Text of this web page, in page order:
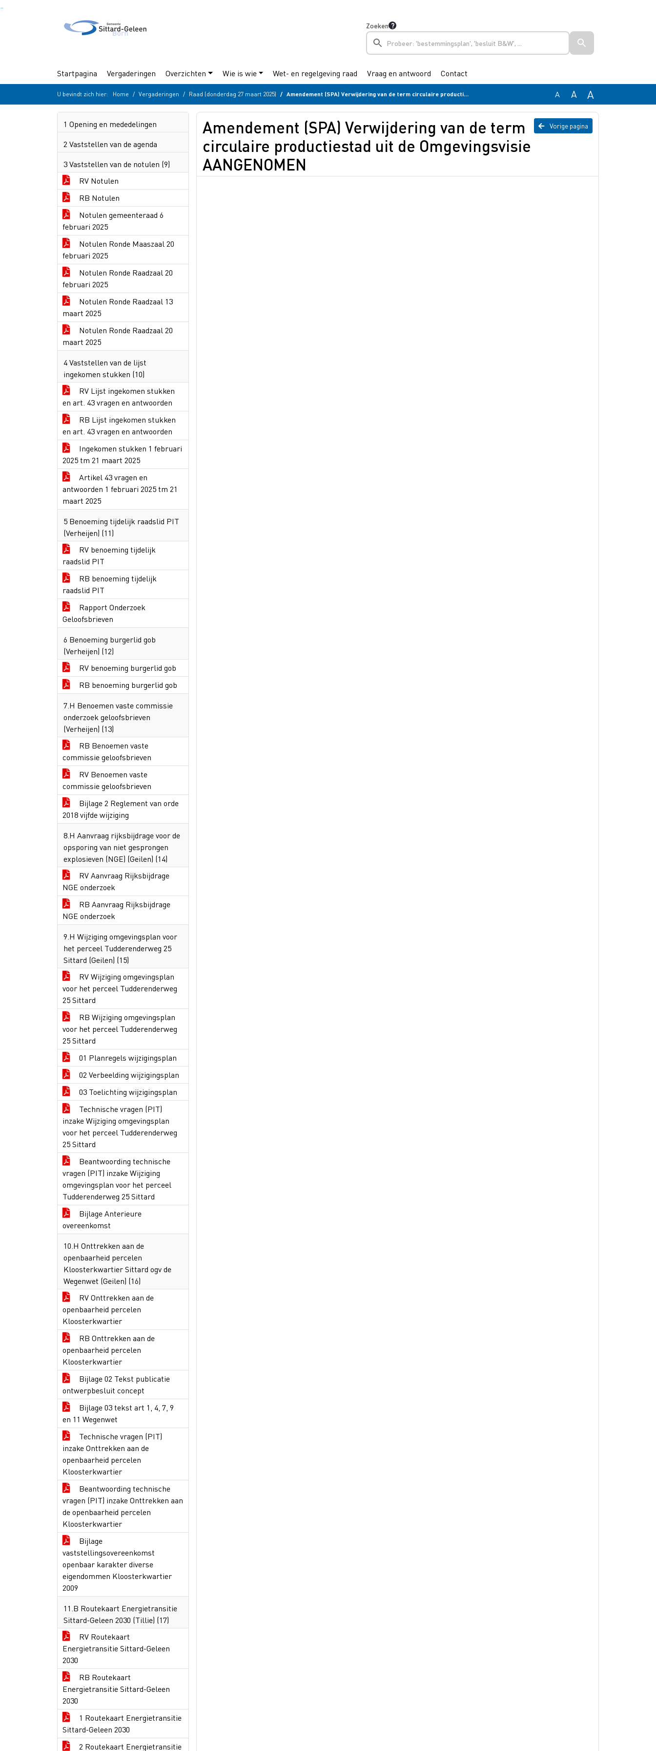
Zoeken
Startpagina Vergaderingen Overzichten Wie is wie Wet- en regelgeving raad Vraag en antwoord Contact
U bevindt zich hier: Home Vergaderingen Raad (donderdag 27 maart 2025) Amendement (SPA) Verwijdering van de term circulaire productiestad uit de Omgevingsvisie AANGENOMEN A A A
1 Opening en mededelingen
2 Vaststellen van de agenda
3 Vaststellen van de notulen (9)
RV Notulen
RB Notulen
Notulen gemeenteraad 6
februari 2025
Notulen Ronde Maaszaal 20
februari 2025
Notulen Ronde Raadzaal 20
februari 2025
Notulen Ronde Raadzaal 13
maart 2025
Notulen Ronde Raadzaal 20
maart 2025
4 Vaststellen van de lijst
ingekomen stukken (10)
RV Lijst ingekomen stukken
en art. 43 vragen en antwoorden
RB Lijst ingekomen stukken
en art. 43 vragen en antwoorden
Ingekomen stukken 1 februari
2025 tm 21 maart 2025
Artikel 43 vragen en
antwoorden 1 februari 2025 tm 21
maart 2025
5 Benoeming tijdelijk raadslid PIT
(Verheijen) (11)
RV benoeming tijdelijk
raadslid PIT
RB benoeming tijdelijk
raadslid PIT
Rapport Onderzoek
Geloofsbrieven
6 Benoeming burgerlid gob
(Verheijen) (12)
RV benoeming burgerlid gob
RB benoeming burgerlid gob
7.H Benoemen vaste commissie
onderzoek geloofsbrieven
(Verheijen) (13)
RB Benoemen vaste
commissie geloofsbrieven
RV Benoemen vaste
commissie geloofsbrieven
Bijlage 2 Reglement van orde
2018 vijfde wijziging
8.H Aanvraag rijksbijdrage voor de
opsporing van niet gesprongen
explosieven (NGE) (Geilen) (14)
RV Aanvraag Rijksbijdrage
NGE onderzoek
RB Aanvraag Rijksbijdrage
NGE onderzoek
9.H Wijziging omgevingsplan voor
het perceel Tudderenderweg 25
Sittard (Geilen) (15)
RV Wijziging omgevingsplan
voor het perceel Tudderenderweg
25 Sittard
RB Wijziging omgevingsplan
voor het perceel Tudderenderweg
25 Sittard
01 Planregels wijzigingsplan
02 Verbeelding wijzigingsplan
03 Toelichting wijzigingsplan
Technische vragen (PIT)
inzake Wijziging omgevingsplan
voor het perceel Tudderenderweg
25 Sittard
Beantwoording technische
vragen (PIT) inzake Wijziging
omgevingsplan voor het perceel
Tudderenderweg 25 Sittard
Bijlage Anterieure
overeenkomst
10.H Onttrekken aan de
openbaarheid percelen
Kloosterkwartier Sittard ogv de
Wegenwet (Geilen) (16)
RV Onttrekken aan de
openbaarheid percelen
Kloosterkwartier
RB Onttrekken aan de
openbaarheid percelen
Kloosterkwartier
Bijlage 02 Tekst publicatie
ontwerpbesluit concept
Bijlage 03 tekst art 1, 4, 7, 9
en 11 Wegenwet
Technische vragen (PIT)
inzake Onttrekken aan de
openbaarheid percelen
Kloosterkwartier
Beantwoording technische
vragen (PIT) inzake Onttrekken aan
de openbaarheid percelen
Kloosterkwartier
Bijlage
vaststellingsovereenkomst
openbaar karakter diverse
eigendommen Kloosterkwartier
2009
11.B Routekaart Energietransitie
Sittard-Geleen 2030 (Tillie) (17)
RV Routekaart
Energietransitie Sittard-Geleen
2030
RB Routekaart
Energietransitie Sittard-Geleen
2030
1 Routekaart Energietransitie
Sittard-Geleen 2030
2 Routekaart Energietransitie
Vorige pagina
Amendement (SPA) Verwijdering van de term
circulaire productiestad uit de Omgevingsvisie
AANGENOMEN